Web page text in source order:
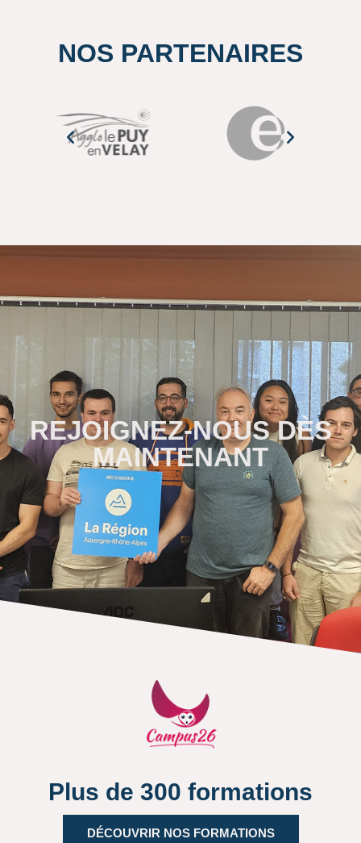
NOS PARTENAIRES
REJOIGNEZ-NOUS DÈS
MAINTENANT
Plus de 300 formations
DÉCOUVRIR NOS FORMATIONS